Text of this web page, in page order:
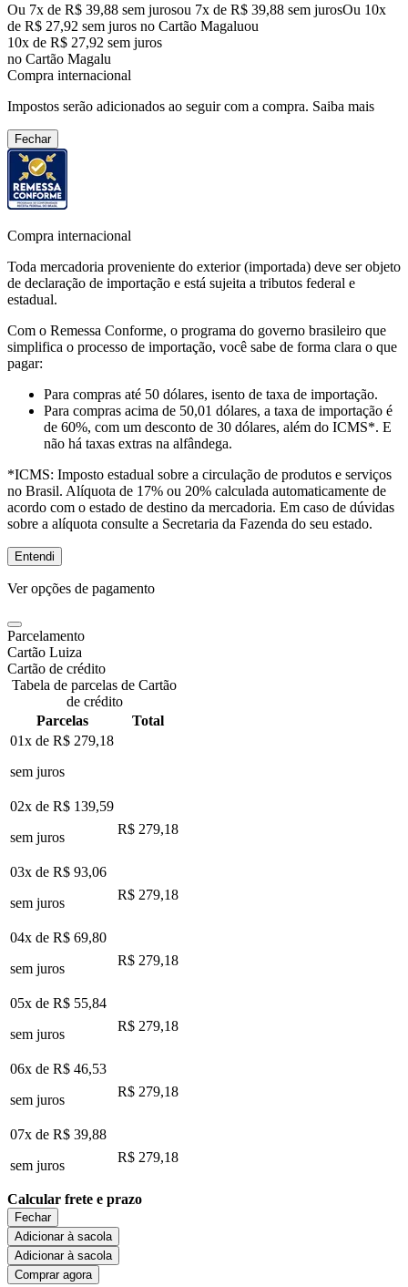
Ou 7x de R$ 39,88 sem jurosou 7x de R$ 39,88 sem jurosOu 10x
de R$ 27,92 sem juros no Cartão Magaluou
10x de R$ 27,92 sem juros
no Cartão Magalu
Compra internacional
Impostos serão adicionados ao seguir com a compra. Saiba mais
Fechar
Compra internacional
Toda mercadoria proveniente do exterior (importada) deve ser objeto
de declaração de importação e está sujeita a tributos federal e
estadual.
Com o Remessa Conforme, o programa do governo brasileiro que
simplifica o processo de importação, você sabe de forma clara o que
pagar:
Para compras até 50 dólares, isento de taxa de importação.
Para compras acima de 50,01 dólares, a taxa de importação é
de 60%, com um desconto de 30 dólares, além do ICMS*. E
não há taxas extras na alfândega.
*ICMS: Imposto estadual sobre a circulação de produtos e serviços
no Brasil. Alíquota de 17% ou 20% calculada automaticamente de
acordo com o estado de destino da mercadoria. Em caso de dúvidas
sobre a alíquota consulte a Secretaria da Fazenda do seu estado.
Entendi
Ver opções de pagamento
Parcelamento
Cartão Luiza
Cartão de crédito
Tabela de parcelas de Cartão
de crédito
Parcelas
Total
01x de R$ 279,18
sem juros
02x de R$ 139,59
sem juros
R$ 279,18
03x de R$ 93,06
sem juros
R$ 279,18
04x de R$ 69,80
sem juros
R$ 279,18
05x de R$ 55,84
sem juros
R$ 279,18
06x de R$ 46,53
sem juros
R$ 279,18
07x de R$ 39,88
sem juros
R$ 279,18
Calcular frete e prazo
Fechar
Adicionar à sacola
Adicionar à sacola
Comprar agora